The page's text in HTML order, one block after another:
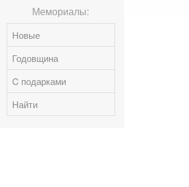
Мемориалы:
Новые
Годовщина
C подарками
Найти